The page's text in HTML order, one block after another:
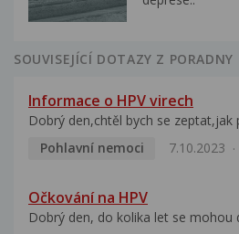
SOUVISEJÍCÍ DOTAZY Z PORADNY
Informace o HPV virech
Dobrý den,chtěl bych se zeptat,jak
Pohlavní nemoci
7.10.2023
Očkování na HPV
Dobrý den, do kolika let se mohou